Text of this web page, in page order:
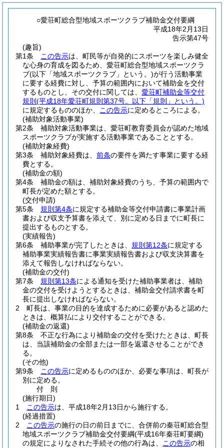
○愛荘町総合型地域スポーツクラブ補助金交付要綱
平成18年2月13日
告示第47号
(趣旨)
第1条
この告示は、町民等が自発的にスポーツを楽しみ健全
な心身の育成を図るため、愛荘町総合型地域スポーツクラ
ブ(以下「地域スポーツクラブ」という。)が行う活動事業
に要する経費に対し、予算の範囲内において補助金を交付
するものとし、その交付に関しては、 愛荘町補助金等交付
規則 (平成18年愛荘町規則第37号。以下「規則」という。)
に規定するもののほか、
この告示に定めるところによる。
(補助対象活動事業)
第2条
補助対象活動事業は、愛荘町教育委員会が認めた地域
スポーツクラブが実施する活動事業であることとする。
(補助対象経費)
第3条
補助対象経費は、 前条の要件を満たす事業に要する経
費とする。
(補助金の額)
第4条
補助金の額は、補助対象経費のうち、予算の範囲内で
町長が定めた額とする。
(交付申請)
第5条
規則第4条に規定する補助金等交付申請書に事業計画
書および収支予算書を添えて、別に定める日までに町長に
提出するものとする。
(実績報告)
第6条
補助事業が完了したときは、 規則第12条に規定する
補助事業実績報告書に事業実績報告書および収支決算書を
添えて報告しなければならない。
(補助金の交付)
第7条
規則第13条による通知を受けた補助事業者は、補助
金の交付を受けようとするときは、補助金交付請求書を町
長に提出しなければならない。
2
町長は、事業の目的を達成するために必要があると認めた
ときは、概算払により交付することができる。
(補助金の返還)
第8条
不正な行為により補助金の交付を受けたときは、町長
は、当該補助金の全部または一部を返還させることができ
る。
(その他)
第9条
この告示に定めるもののほか、必要な事項は、町長が
別に定める。
付 則
(施行期日)
1
この告示は、平成18年2月13日から施行する。
(経過措置)
2
この告示の施行の日の前日までに、合併前の秦荘町総合型
地域スポーツクラブ補助金交付要綱(平成16年秦荘町要綱)
の規定によりなされた手続その他の行為は、
この告示の相